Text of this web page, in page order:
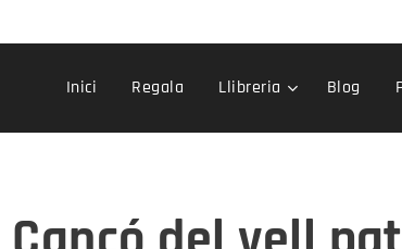
Inici Regala Llibreria Blog